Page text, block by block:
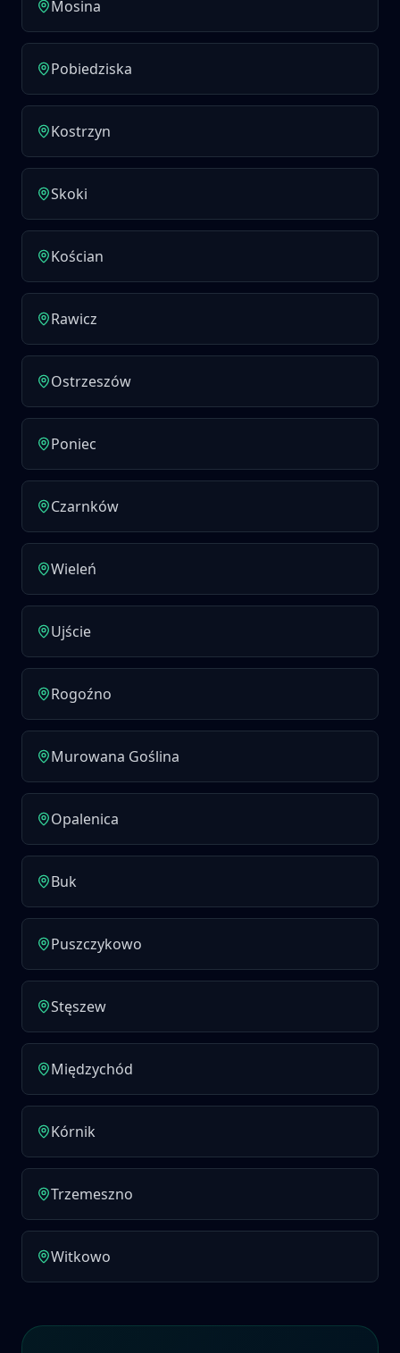
Mosina
Pobiedziska
Kostrzyn
Skoki
Kościan
Rawicz
Ostrzeszów
Poniec
Czarnków
Wieleń
Ujście
Rogoźno
Murowana Goślina
Opalenica
Buk
Puszczykowo
Stęszew
Międzychód
Kórnik
Trzemeszno
Witkowo